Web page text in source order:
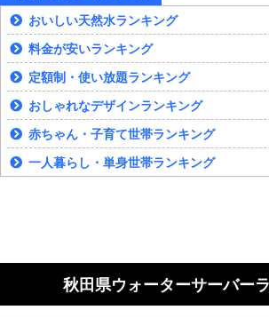
おいしい天然水ランキング
料金が安いランキング
定額制・使い放題ランキング
おしゃれなデザインランキング
赤ちゃん・子育て世帯ランキング
一人暮らし・単身世帯ランキング
秋田県ウォーターサーバー